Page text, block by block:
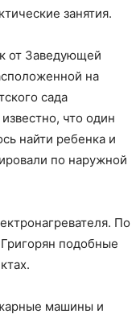
занятия.
от Заведующей
на
сада
что один
найти ребенка и
по наружной
По
подобные
машины и